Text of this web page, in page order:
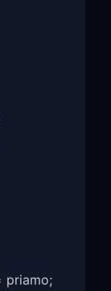
priamo;